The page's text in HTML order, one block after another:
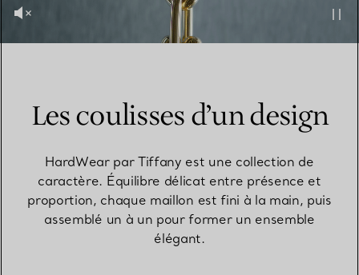
Les coulisses d’un design
HardWear par Tiffany est une collection de
caractère. Équilibre délicat entre présence et
proportion, chaque maillon est fini à la main, puis
assemblé un à un pour former un ensemble
élégant.